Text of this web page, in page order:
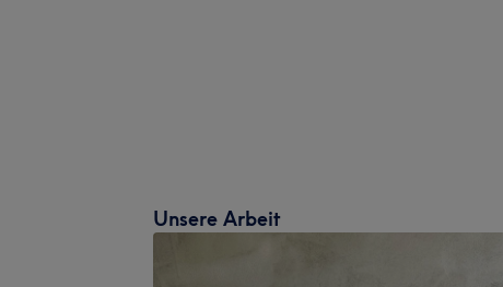
Unsere Arbeit